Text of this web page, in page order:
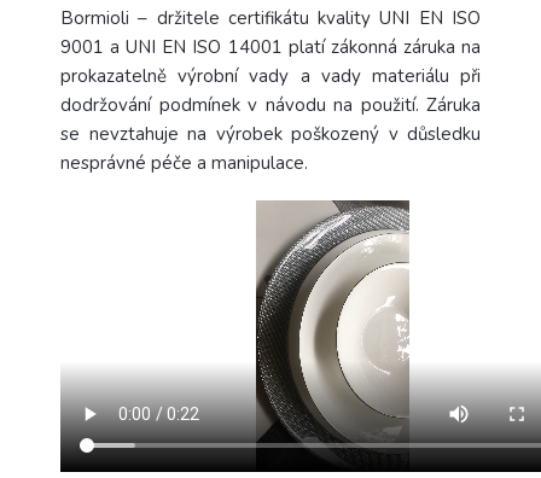
Bormioli – držitele certifikátu kvality UNI EN ISO
9001 a UNI EN ISO 14001 platí zákonná záruka na
prokazatelně výrobní vady a vady materiálu při
dodržování podmínek v návodu na použití. Záruka
se nevztahuje na výrobek poškozený v důsledku
nesprávné péče a manipulace.